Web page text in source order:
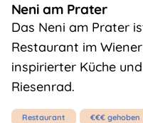
Neni am Prater
Das Neni am Prater
Restaurant im
inspirierter Küche
Riesenrad.
Restaurant €€€ gehoben